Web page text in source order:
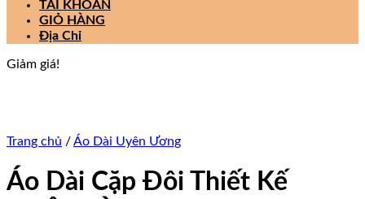
TÀI KHOẢN
GIỎ HÀNG
Địa Chỉ
Giảm giá!
Trang chủ /Áo Dài Uyên Ương
Áo Dài Cặp Đôi Thiết Kế